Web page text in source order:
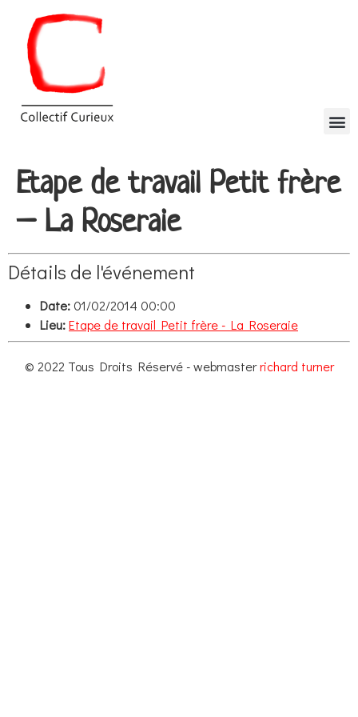
Etape de travail Petit frère
– La Roseraie
Détails de l'événement
Date:01/02/2014 00:00
Lieu:Etape de travail Petit frère - La Roseraie
© 2022 Tous Droits Réservé - webmasterrichard turner